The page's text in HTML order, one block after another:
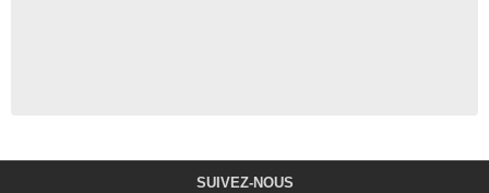
SUIVEZ-NOUS